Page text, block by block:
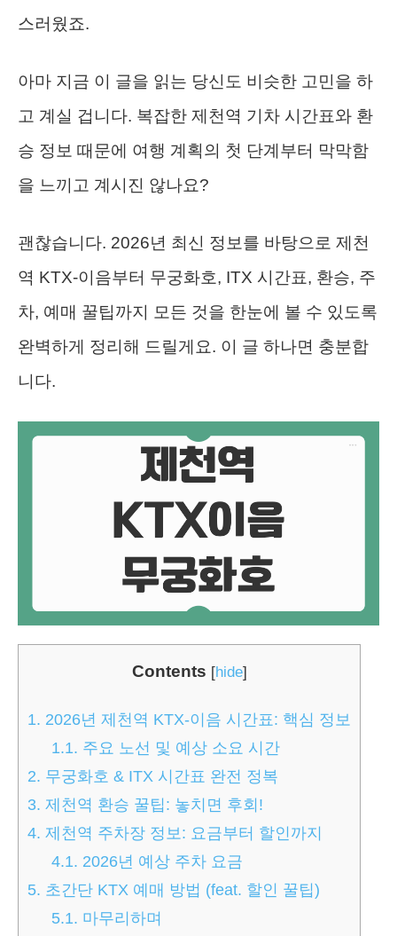
스러웠죠.
아마 지금 이 글을 읽는 당신도 비슷한 고민을 하
고 계실 겁니다. 복잡한 제천역 기차 시간표와 환
승 정보 때문에 여행 계획의 첫 단계부터 막막함
을 느끼고 계시진 않나요?
괜찮습니다. 2026년 최신 정보를 바탕으로 제천
역 KTX-이음부터 무궁화호, ITX 시간표, 환승, 주
차, 예매 꿀팁까지 모든 것을 한눈에 볼 수 있도록
완벽하게 정리해 드릴게요. 이 글 하나면 충분합
니다.
Contents [hide]
1. 2026년 제천역 KTX-이음 시간표: 핵심 정보
1.1. 주요 노선 및 예상 소요 시간
2. 무궁화호 & ITX 시간표 완전 정복
3. 제천역 환승 꿀팁: 놓치면 후회!
4. 제천역 주차장 정보: 요금부터 할인까지
4.1. 2026년 예상 주차 요금
5. 초간단 KTX 예매 방법 (feat. 할인 꿀팁)
5.1. 마무리하며